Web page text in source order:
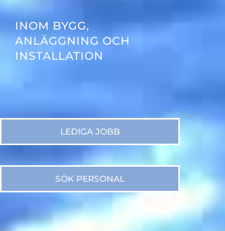
INOM BYGG,
ANLÄGGNING OCH
INSTALLATION
LEDIGA JOBB
SÖK PERSONAL